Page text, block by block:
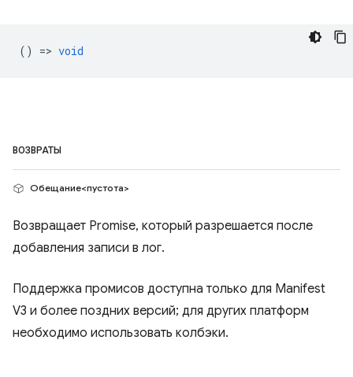
() => void
ВОЗВРАТЫ
Обещание<пустота>
Возвращает Promise, который разрешается после
добавления записи в лог.
Поддержка промисов доступна только для Manifest
V3 и более поздних версий; для других платформ
необходимо использовать колбэки.